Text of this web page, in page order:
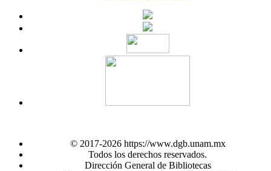
© 2017-2026 https://www.dgb.unam.mx
Todos los derechos reservados.
Dirección General de Bibliotecas